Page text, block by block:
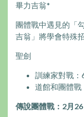
畢力吉翁*
團體戰中遇見的「
吉翁」將學會特殊
聖劍
訓練家對戰：
道館和團體戰
傳說團體戰：2月26